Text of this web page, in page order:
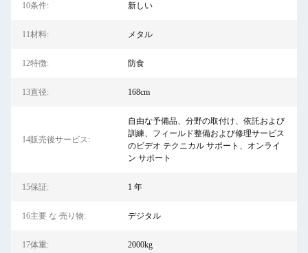
10条件: 新しい
11材料: メタル
12特徴: 防食
13直径: 168cm
14販売後サービス:
自由な予備品、分野の取付け、依託および
訓練、フィールド整備および修理サービス
のビデオ テクニカル サポート、オンライ
ン サポート
15保証: 1 年
16主要 な 売り物: デジタル
17体重: 2000kg